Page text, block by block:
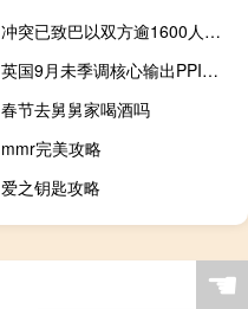
冲突已致巴以双方逾1600人死亡
英国9月未季调核心输出PPI年率 0.7%前值1.6%；月率 0%前值-0.1%
春节去舅舅家喝酒吗
mmr完美攻略
爱之钥匙攻略
☚